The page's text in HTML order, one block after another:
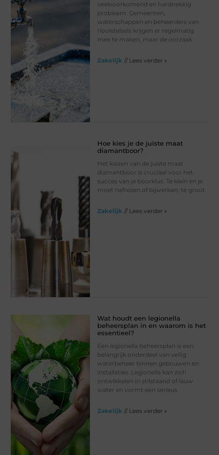
veelvoorkomend en hardnekkig
probleem. Gemeenten,
waterschappen en beheerders van
rioolstelsels krijgen er regelmatig
mee te maken, maar de oorzaak
Zakelijk // Lees verder »
Hoe kies je de juiste maat
diamantboor?
Het kiezen van de juiste maat
diamantboor is cruciaal voor het
succes van je boorklus. Te klein en je
moet nafrezen of bijwerken, te groot
Zakelijk // Lees verder »
Wat houdt een legionella
beheersplan in en waarom is het
essentieel?
Een legionella beheersplan is een
belangrijk onderdeel van veilig
waterbeheer binnen gebouwen en
installaties. Legionella kan zich
ontwikkelen in stilstaand of lauw
water en vormt een serieus
Zakelijk // Lees verder »